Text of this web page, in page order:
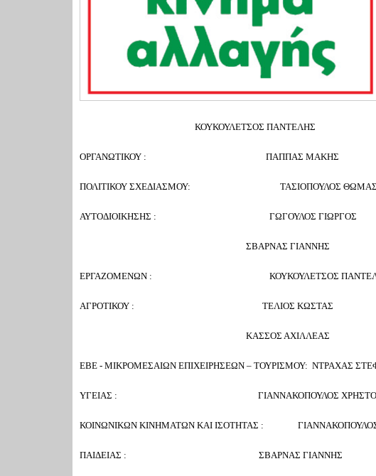
ΚΟΥΚΟΥΛΕΤΣΟΣ ΠΑΝΤΕΛΗΣ
ΟΡΓΑΝΩΤΙΚΟΥ : ΠΑΠΠΑΣ ΜΑΚΗΣ
ΠΟΛΙΤΙΚΟΥ ΣΧΕΔΙΑΣΜΟΥ: ΤΑΣΙΟΠΟΥΛΟΣ ΘΩΜΑΣ
ΑΥΤΟΔΙΟΙΚΗΣΗΣ : ΓΩΓΟΥΛΟΣ ΓΙΩΡΓΟΣ
ΣΒΑΡΝΑΣ ΓΙΑΝΝΗΣ
ΕΡΓΑΖΟΜΕΝΩΝ : ΚΟΥΚΟΥΛΕΤΣΟΣ
ΑΓΡΟΤΙΚΟΥ : ΤΕΛΙΟΣ ΚΩΣΤΑΣ
ΚΑΣΣΟΣ ΑΧΙΛΛΕΑΣ
ΕΒΕ - ΜΙΚΡΟΜΕΣΑΙΩΝ ΕΠΙΧΕΙΡΗΣΕΩΝ – ΤΟΥΡΙΣΜΟΥ: ΝΤΡΑΧΑΣ
ΥΓΕΙΑΣ : ΓΙΑΝΝΑΚΟΠΟΥΛΟΣ
ΚΟΙΝΩΝΙΚΩΝ ΚΙΝΗΜΑΤΩΝ ΚΑΙ ΙΣΟΤΗΤΑΣ :
ΠΑΙΔΕΙΑΣ : ΣΒΑΡΝΑΣ ΓΙΑΝΝΗΣ